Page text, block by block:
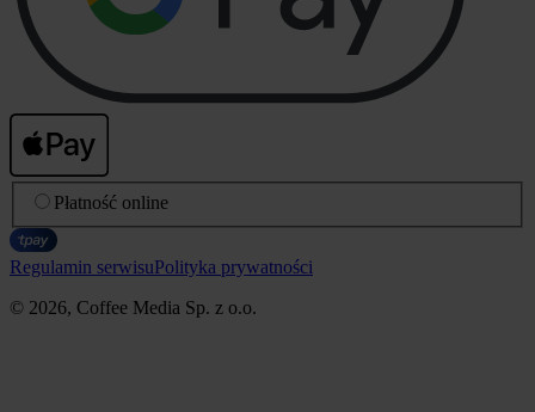
Płatność online
Regulamin serwisuPolityka prywatności
© 2026, Coffee Media Sp. z o.o.